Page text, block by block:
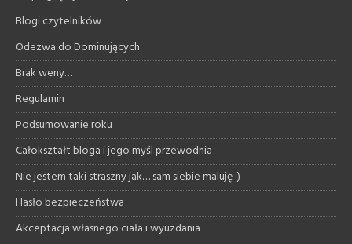
Blogi czytelników
Odezwa do Dominujących
Brak weny…
Regulamin
Podsumowanie roku
Całokształt bloga i jego myśl przewodnia
Nie jestem taki straszny jak… sam siebie maluję :)
Hasło bezpieczeństwa
Akceptacja własnego ciała i wyuzdania